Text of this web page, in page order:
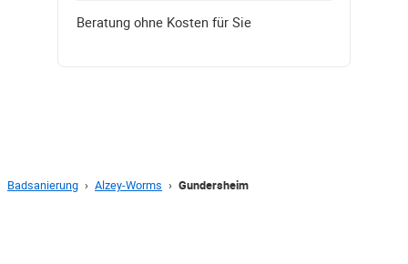
Beratung ohne Kosten für Sie
Badsanierung › Alzey-Worms › Gundersheim